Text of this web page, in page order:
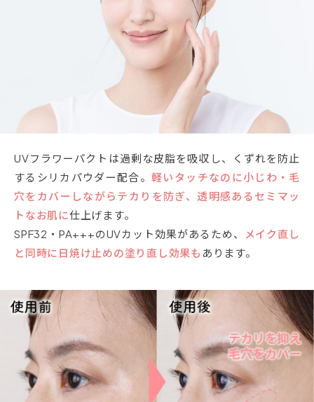
UVフラワーパクトは過剰な皮脂を吸収し、くずれを防止
するシリカパウダー配合。軽いタッチなのに小じわ・毛
穴をカバーしながらテカりを防ぎ、透明感あるセミマッ
トなお肌に仕上げます。
SPF32・PA+++のUVカット効果があるため、
メイク直し
と同時に日焼け止めの塗り直し効果も あります。